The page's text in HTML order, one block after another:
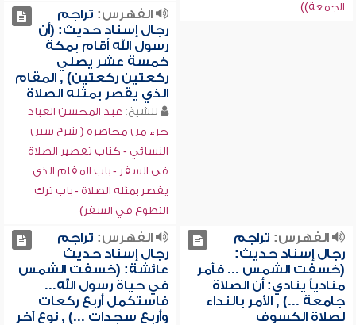
الجمعة))
الفهرس: تراجم
رجال إسناد حديث: (أن
رسول الله أقام بمكة
خمسة عشر يصلي
ركعتين ركعتين) , المقام
الذي يقصر بمثله الصلاة
للشيخ: عبد المحسن العباد
جزء من محاضرة ( شرح سنن
النسائي - كتاب تقصير الصلاة
في السفر - باب المقام الذي
يقصر بمثله الصلاة - باب ترك
التطوع في السفر)
الفهرس: تراجم
رجال إسناد حديث:
(خسفت الشمس ... فأمر
منادياً ينادي: أن الصلاة
جامعة ...) , الأمر بالنداء
لصلاة الكسوف
الفهرس: تراجم
رجال إسناد حديث
عائشة: (خسفت الشمس
في حياة رسول الله...
فاستكمل أربع ركعات
وأربع سجدات ...) , نوع آخر